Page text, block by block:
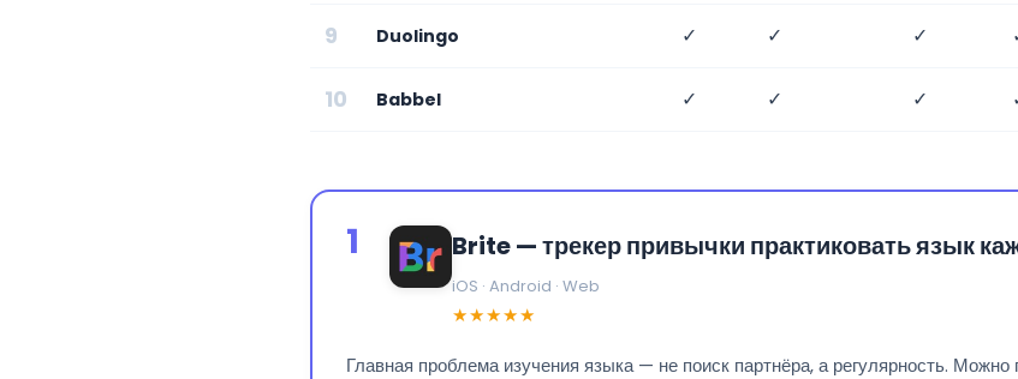
9 Duolingo ✓ ✓ ✓
10 Babbel ✓ ✓ ✓
1 Brite — трекер привычки практиковать язык
iOS · Android · Web
★★★★★
Главная проблема изучения языка — не поиск партнёра, а регулярность.